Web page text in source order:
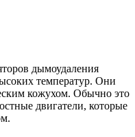
дымоудаления
температур. Они
кожухом. Обычно это
двигатели, которые